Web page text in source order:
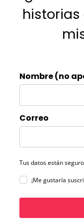
Nombre (no
Correo
Tus datos están
¡Me gustaría